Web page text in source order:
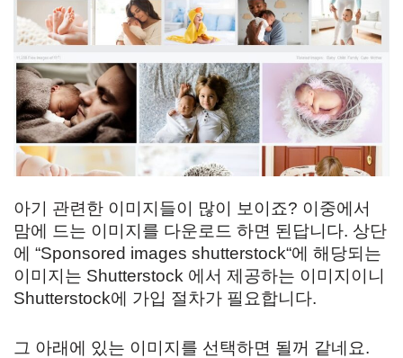
아기 관련한 이미지들이 많이 보이죠? 이중에서
맘에 드는 이미지를 다운로드 하면 된답니다. 상단
에 “Sponsored images shutterstock“에 해당되는
이미지는 Shutterstock 에서 제공하는 이미지이니
Shutterstock에 가입 절차가 필요합니다.
그 아래에 있는 이미지를 선택하면 될꺼 같네요.